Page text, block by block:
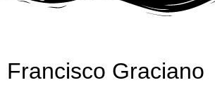
Francisco Graciano